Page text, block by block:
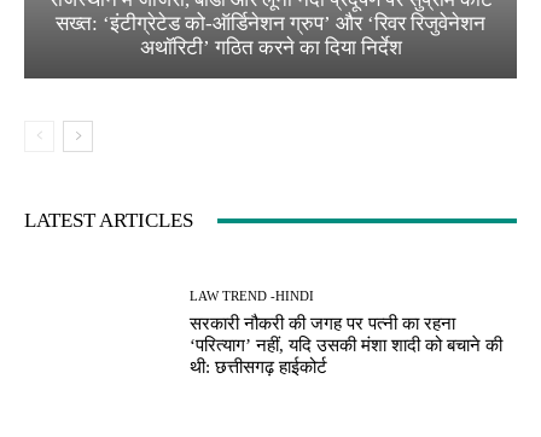
सख्त: ‘इंटीग्रेटेड को-ऑर्डिनेशन ग्रुप’ और ‘रिवर रिजुवेनेशन
अथॉरिटी’ गठित करने का दिया निर्देश
LATEST ARTICLES
LAW TREND -HINDI
सरकारी नौकरी की जगह पर पत्नी का रहना
‘परित्याग’ नहीं, यदि उसकी मंशा शादी को बचाने की
थी: छत्तीसगढ़ हाईकोर्ट